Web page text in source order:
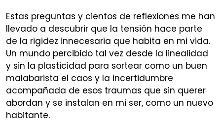
Estas preguntas y cientos de reflexiones me han
llevado a descubrir que la tensión hace parte
de la rigidez innecesaria que habita en mi vida.
Un mundo percibido tal vez desde la linealidad
y sin la plasticidad para sortear como un buen
malabarista el caos y la incertidumbre
acompañada de esos traumas que sin querer
abordan y se instalan en mi ser, como un nuevo
habitante.